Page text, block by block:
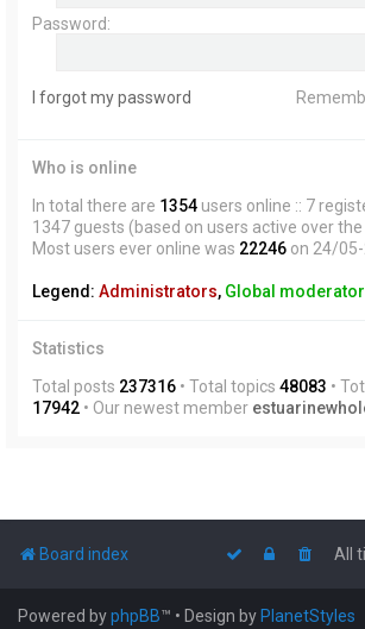
Password:
I forgot my password
Who is online
In total there are 1354 users online :: 7
1347 guests (based on users active over
Most users ever online was 22246 on 24/
Legend: Administrators, Global
Statistics
Total posts 237316 • Total topics 48083 •
17942 • Our newest member
Board index All
Powered byphpBB™ • Design by PlanetStyles